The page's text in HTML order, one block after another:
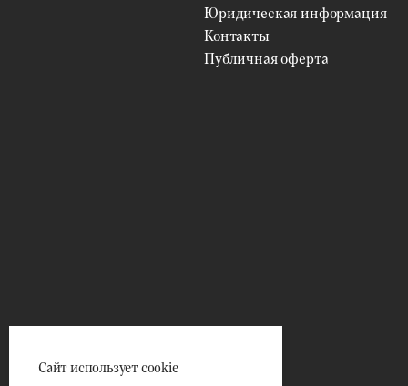
Юридическая информация
Контакты
Публичная оферта
Сайт использует cookie